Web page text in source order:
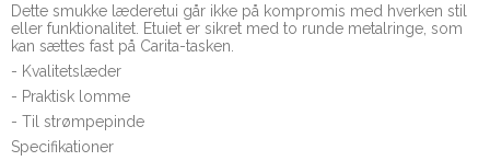
Dette smukke læderetui går ikke på kompromis med hverken stil
eller funktionalitet. Etuiet er sikret med to runde metalringe, som
kan sættes fast på Carita-tasken.
- Kvalitetslæder
- Praktisk lomme
- Til strømpepinde
Specifikationer